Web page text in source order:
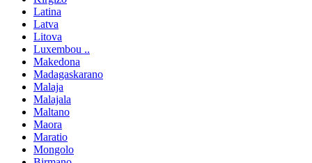
Latina
Latva
Litova
Luxembou ..
Makedona
Madagaskarano
Malaja
Malajala
Maltano
Maora
Maratio
Mongolo